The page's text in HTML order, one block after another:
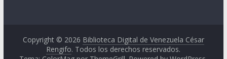
Copyright © 2026 Biblioteca Digital de Venezuela César
Rengifo. Todos los derechos reservados.